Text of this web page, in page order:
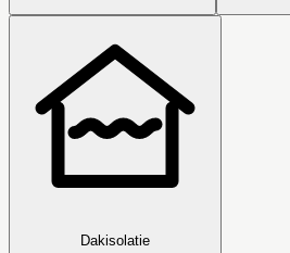
Dakisolatie